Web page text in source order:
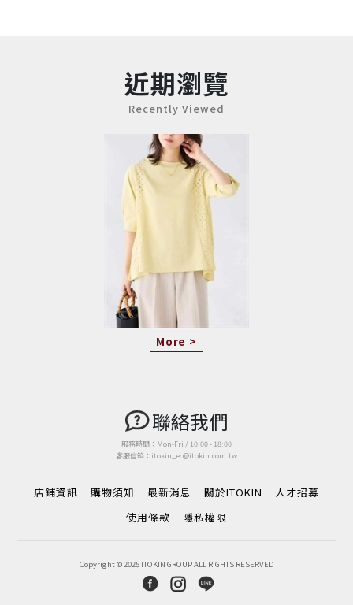
近期瀏覽
Recently Viewed
More >
聯絡我們
服務時間：Mon-Fri / 10:00 - 18:00
客服信箱：itokin_ec@itokin.com.tw
店鋪資訊 購物須知 最新消息 關於ITOKIN
人才招募
使用條款
隱私權限
Copyright © 2025 ITOKIN GROUP ALL RIGHTS RESERVED